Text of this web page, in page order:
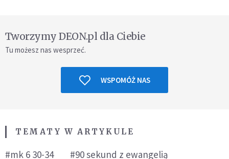
Tworzymy DEON.pl dla Ciebie
Tu możesz nas wesprzeć.
WSPOMÓŻ NAS
TEMATY W ARTYKULE
#mk 6 30-34 #90 sekund z ewangelią